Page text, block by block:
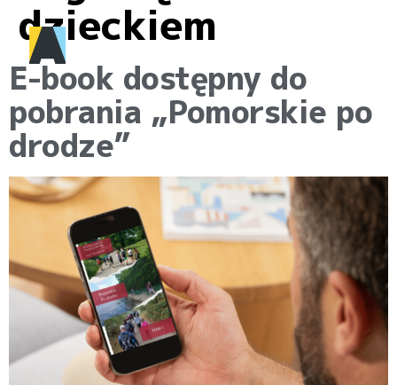
dzieckiem
E-book dostępny do
pobrania „Pomorskie po
drodze”